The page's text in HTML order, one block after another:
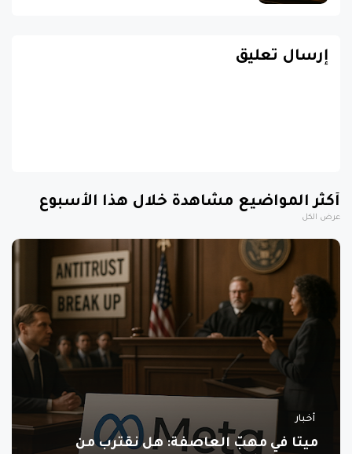
إرسال تعليق
أكثر المواضيع مشاهدة خلال هذا الأسبوع
عرض الكل
أخبار
ميتا في مهبّ العاصفة: هل نقترب من